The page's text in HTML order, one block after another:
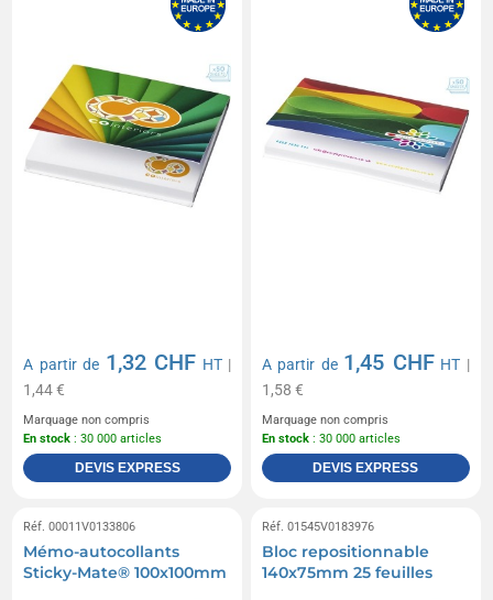
A partir de 1,32 CHF HT|
1,44 €
Marquage non compris
En stock : 30 000 articles
DEVIS EXPRESS
A partir de 1,45 CHF HT |
1,58 €
Marquage non compris
En stock : 30 000 articles
DEVIS EXPRESS
Réf. 00011V0133806
Mémo-autocollants
Sticky-Mate® 100x100mm
Réf. 01545V0183976
Bloc repositionnable
140x75mm 25 feuilles